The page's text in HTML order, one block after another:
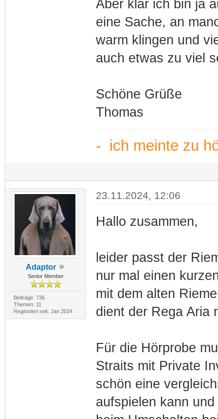
Aber klar ich bin ja
eine Sache, an
warm klingen und
auch etwas zu viel
Schöne Grüße
Thomas
- ich meinte zu
Adaptor
Senior Member
Beiträge: 736
Themen: 11
Registriert seit: Jan 2024
23.11.2024, 12:06
Hallo zusammen,
leider passt der
nur mal einen
mit dem alten
dient der Rega Aria
Für die Hörprobe
Straits mit Private
schön eine
aufspielen kann